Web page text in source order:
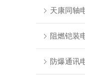
天康同轴
阻燃铠装
防爆通讯